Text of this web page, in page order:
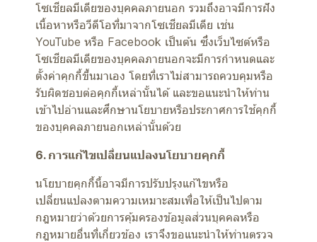
โซเชียลมีเดียของบุคคลภายนอก รวมถึงอาจมีการฝัง
เนื้อหาหรือวีดีโอที่มาจากโซเชียลมีเดีย เช่น
YouTube หรือ Facebook เป็นต้น ซึ่งเว็บไซต์หรือ
โซเชียลมีเดียของบุคคลภายนอกจะมีการกำหนดและ
ตั้งค่าคุกกี้ขึ้นมาเอง โดยที่เราไม่สามารถควบคุมหรือ
รับผิดชอบต่อคุกกี้เหล่านั้นได้ และขอแนะนำให้ท่าน
เข้าไปอ่านและศึกษานโยบายหรือประกาศการใช้คุกกี้
ของบุคคลภายนอกเหล่านั้นด้วย
6. การแก้ไขเปลี่ยนแปลงนโยบายคุกกี้
นโยบายคุกกี้นี้อาจมีการปรับปรุงแก้ไขหรือ
เปลี่ยนแปลงตามความเหมาะสมเพื่อให้เป็นไปตาม
กฎหมายว่าด้วยการคุ้มครองข้อมูลส่วนบุคคลหรือ
กฎหมายอื่นที่เกี่ยวข้อง เราจึงขอแนะนำให้ท่านตรวจ